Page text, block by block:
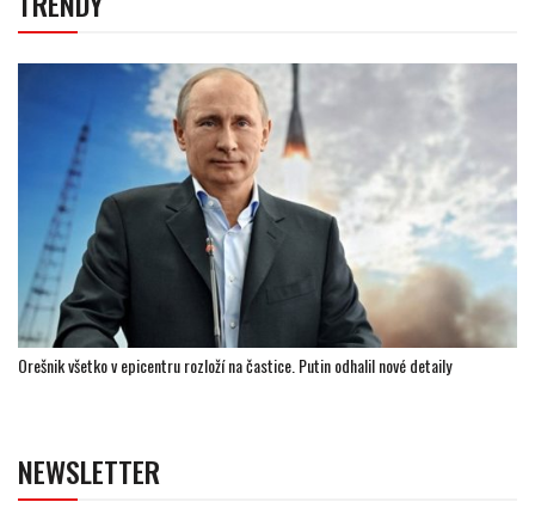
Orešnik všetko v epicentru rozloží na častice. Putin odhalil nové detaily
NEWSLETTER